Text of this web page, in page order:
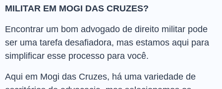
MILITAR EM MOGI DAS CRUZES?
Encontrar um bom advogado de direito militar pode
ser uma tarefa desafiadora, mas estamos aqui para
simplificar esse processo para você.
Aqui em Mogi das Cruzes, há uma variedade de